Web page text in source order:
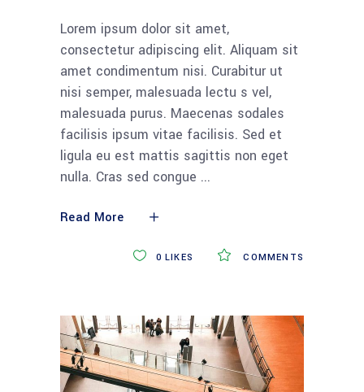
Lorem ipsum dolor sit amet,
consectetur adipiscing elit. Aliquam sit
amet condimentum nisi. Curabitur ut
nisi semper, malesuada lectu s vel,
malesuada purus. Maecenas sodales
facilisis ipsum vitae facilisis. Sed et
ligula eu est mattis sagittis non eget
nulla. Cras sed congue
Read More
COMMENTS
0 LIKES